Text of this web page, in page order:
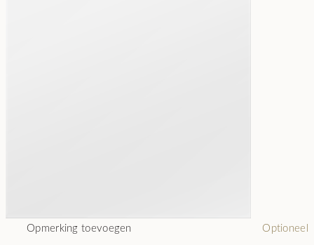
Opmerking toevoegen Optioneel